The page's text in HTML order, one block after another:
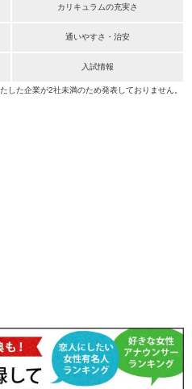
カリキュラムの充実さ
通いやすさ・治安
入試情報
た企業が2社未満のため発表しておりません。